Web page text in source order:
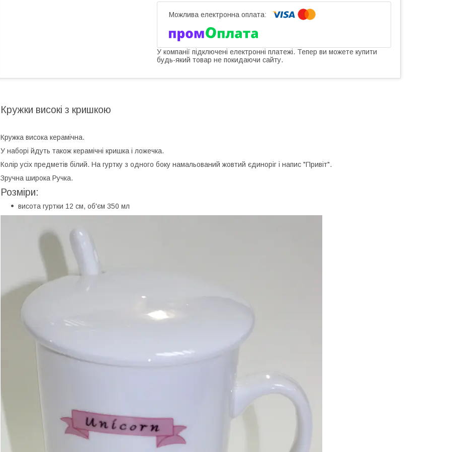
У компанії підключені електронні платежі. Тепер ви можете купити
будь-який товар не покидаючи сайту.
Кружки високі з кришкою
Кружка висока керамічна.
У наборі йдуть також керамічні кришка і ложечка.
Колір усіх предметів білий. На гуртку з одного боку намальований жовтий єдиноріг і напис "Привіт".
Зручна широка Ручка.
Розміри:
висота гуртки 12 см, об'єм 350 мл